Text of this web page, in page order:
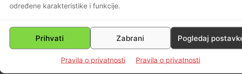
određene karakteristike i funkcije.
Prihvati Zabrani Pogledaj
Pravila o privatnosti Pravila o privatnosti